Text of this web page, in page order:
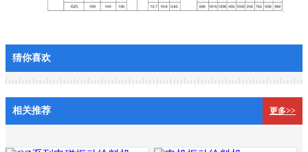
猜你喜欢
相关推荐 更多>>